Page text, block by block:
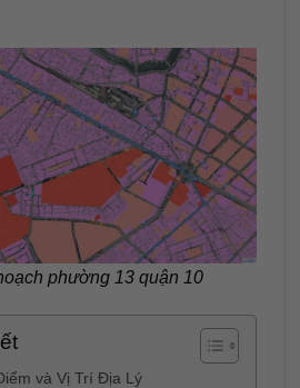
phường 13 quận 10
và Vị Trí Địa Lý